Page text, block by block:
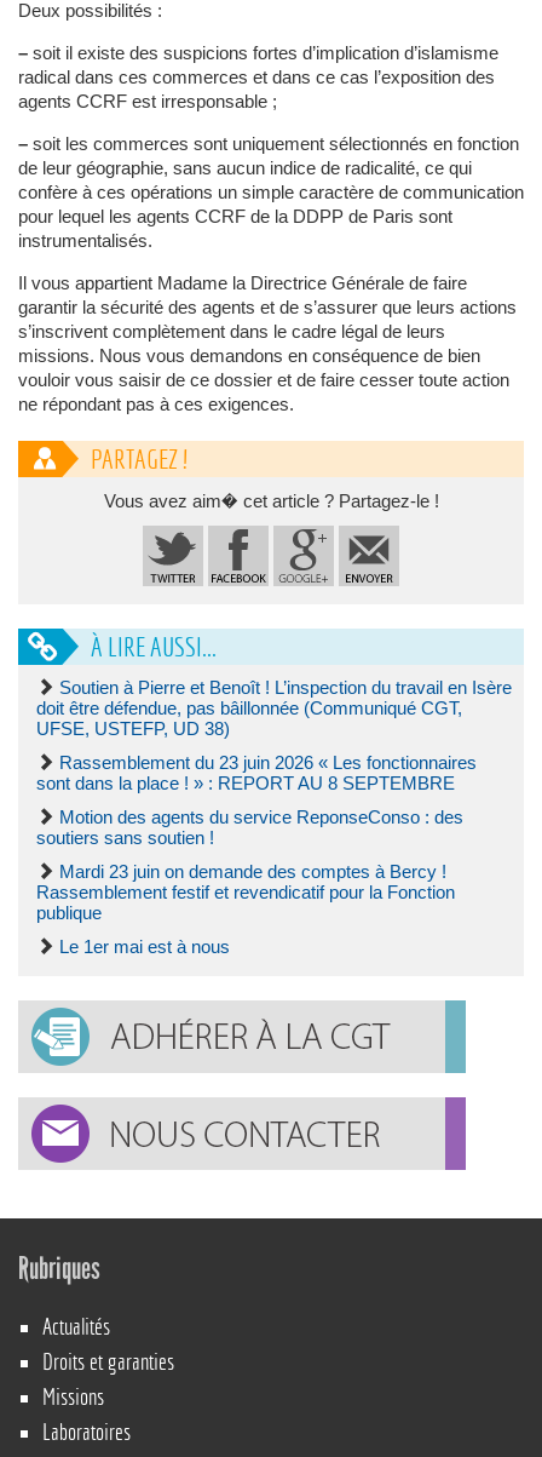
Deux possibilités :
– soit il existe des suspicions fortes d’implication d’islamisme
radical dans ces commerces et dans ce cas l’exposition des
agents CCRF est irresponsable ;
– soit les commerces sont uniquement sélectionnés en fonction
de leur géographie, sans aucun indice de radicalité, ce qui
confère à ces opérations un simple caractère de communication
pour lequel les agents CCRF de la DDPP de Paris sont
instrumentalisés.
Il vous appartient Madame la Directrice Générale de faire
garantir la sécurité des agents et de s’assurer que leurs actions
s’inscrivent complètement dans le cadre légal de leurs
missions. Nous vous demandons en conséquence de bien
vouloir vous saisir de ce dossier et de faire cesser toute action
ne répondant pas à ces exigences.
PARTAGEZ !
Vous avez aim� cet article ? Partagez-le !
À LIRE AUSSI...
Soutien à Pierre et Benoît ! L’inspection du travail en Isère
doit être défendue, pas bâillonnée (Communiqué CGT,
UFSE, USTEFP, UD 38)
Rassemblement du 23 juin 2026 « Les fonctionnaires
sont dans la place ! » : REPORT AU 8 SEPTEMBRE
Motion des agents du service ReponseConso : des
soutiers sans soutien !
Mardi 23 juin on demande des comptes à Bercy !
Rassemblement festif et revendicatif pour la Fonction
publique
Le 1er mai est à nous
Rubriques
Actualités
Droits et garanties
Missions
Laboratoires